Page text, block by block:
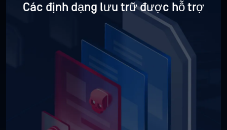
Các định dạng lưu trữ được hỗ trợ